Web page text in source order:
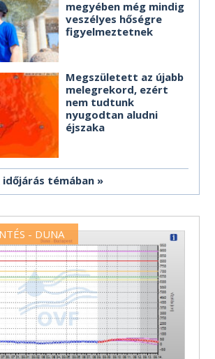
megyében még mindig
veszélyes hőségre
figyelmeztetnek
Megszületett az újabb
melegrekord, ezért
nem tudtunk
nyugodtan aludni
éjszaka
témában
- DUNA